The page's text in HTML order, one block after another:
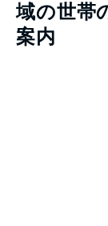
域の世帯
案内